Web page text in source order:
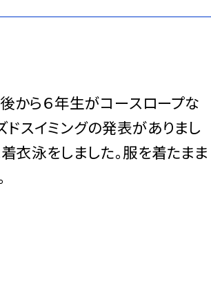
から６年生がコースロープな
ドスイミングの発表がありまし
衣泳をしました。服を着たまま